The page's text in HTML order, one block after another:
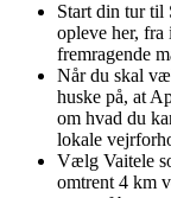
Start din tur til
opleve her, fra
fremragende
Når du skal
huske på, at
om hvad du
lokale
Vælg Vaitele
omtrent 4 km